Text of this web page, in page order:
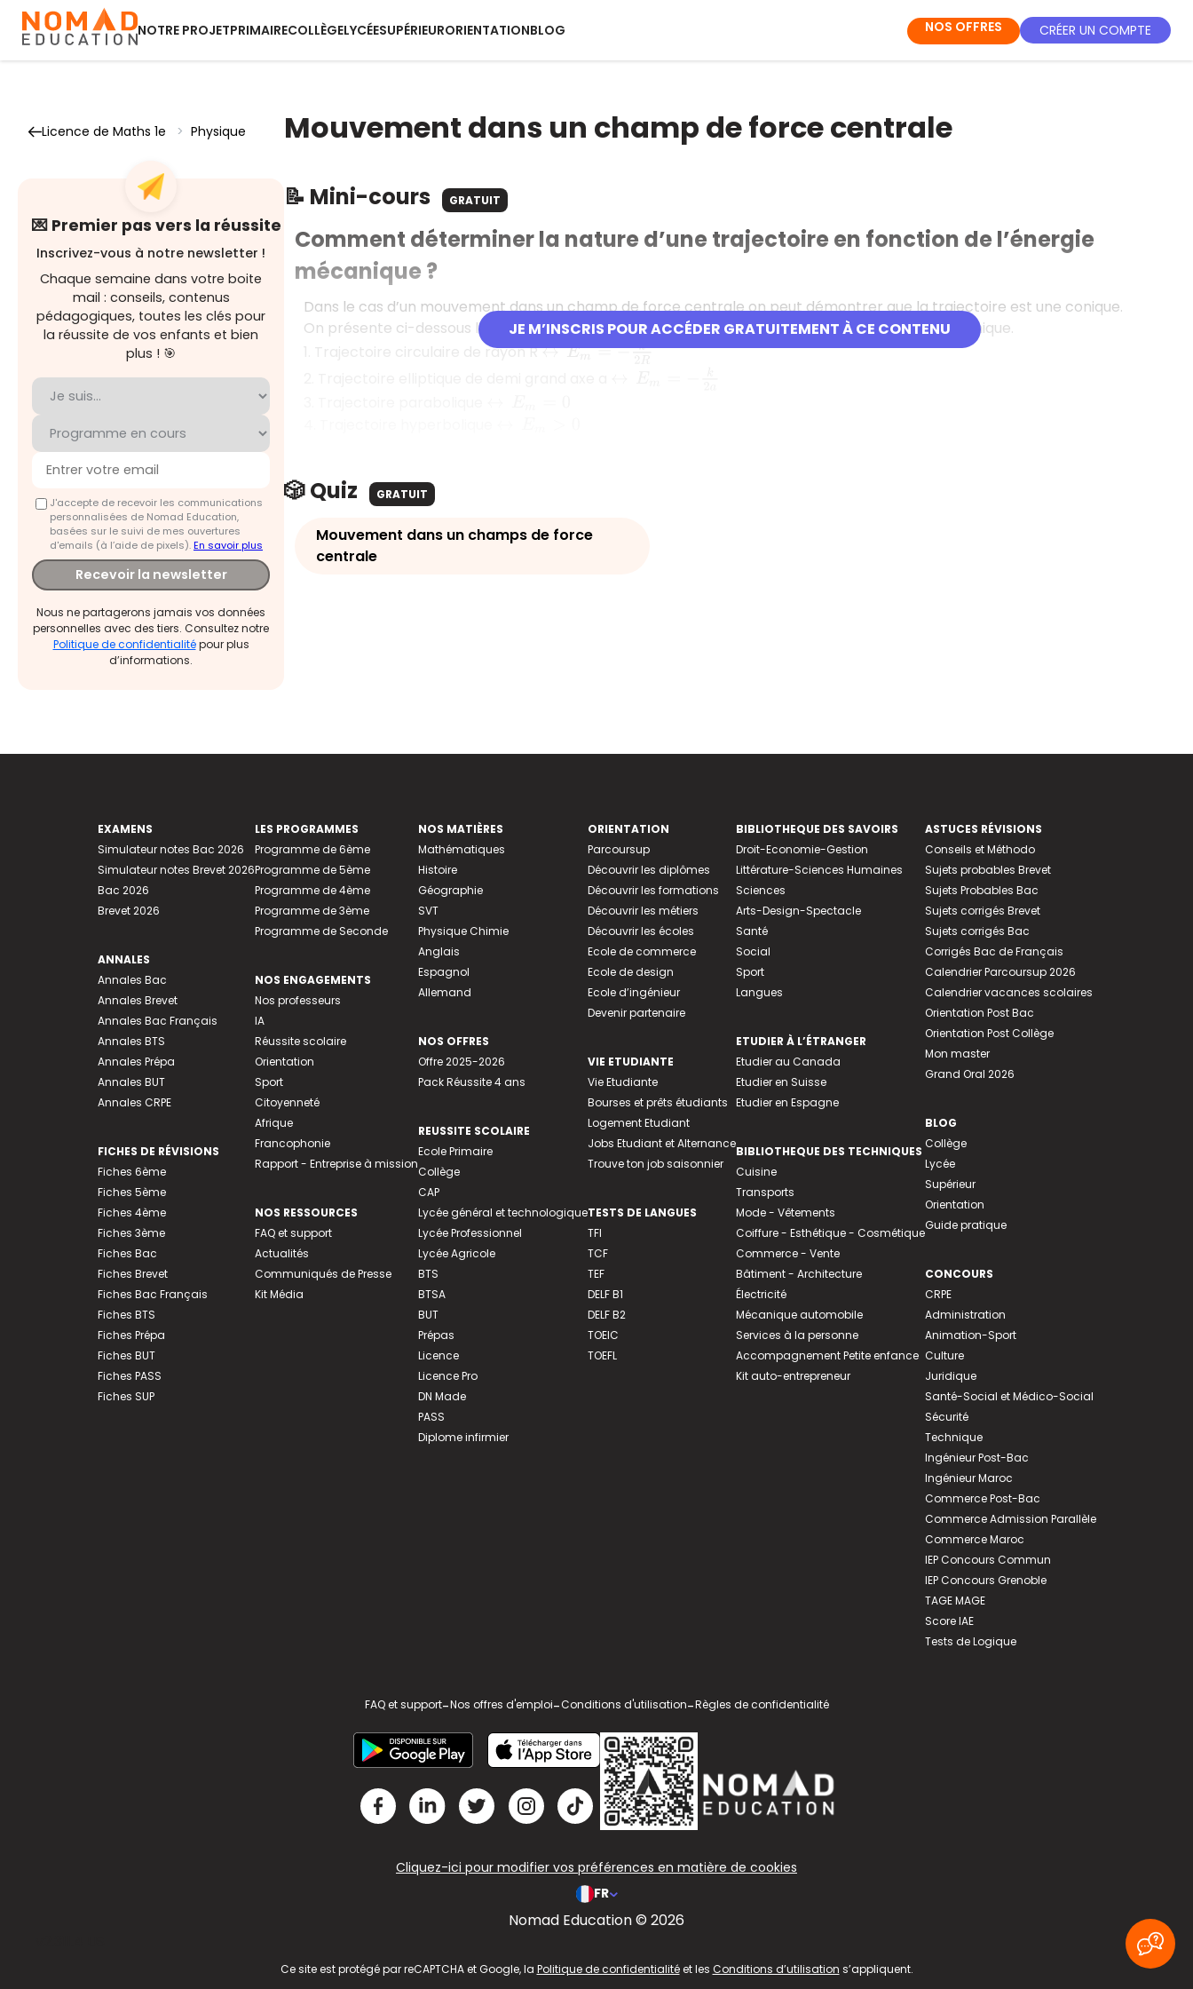
NOTRE PROJETPRIMAIRECOLLÈGELYCÉESUPÉRIEURORIENTATIONBLOG NOS OFFRES CRÉER UN COMPTE
Licence de Maths 1e > Physique
💌 Premier pas vers la réussite
Inscrivez-vous à notre newsletter !
Chaque semaine dans votre boite
mail : conseils, contenus
pédagogiques, toutes les clés pour
la réussite de vos enfants et bien
plus ! 🎯
J'accepte de recevoir les communications
personnalisées de Nomad Education,
basées sur le suivi de mes ouvertures
d'emails (à l’aide de pixels).En savoir plus
Recevoir la newsletter
Nous ne partagerons jamais vos données
personnelles avec des tiers. Consultez notre
Politique de confidentialitépour plus
d’informations.
Mouvement dans un champ de force centrale
📝 Mini-cours GRATUIT
JE M’INSCRIS POUR ACCÉDER GRATUITEMENT À CE CONTENU
Comment déterminer la nature d’une trajectoire en fonction de l’énergie
mécanique ?
Dans le cas d’un mouvement dans un champ de force centrale on peut démontrer que la trajectoire est une conique.
On présente ci-dessous la nature de la trajectoire en fonction de l’expression de l’énergie mécanique.
1. Trajectoire circulaire de rayon R↔ Em=−k2R
🎲 Quiz GRATUIT
Mouvement dans un champs de force
centrale
EXAMENS
Simulateur notes Bac 2026
Simulateur notes Brevet 2026
Bac 2026
Brevet 2026
ANNALES
Annales Bac
Annales Brevet
Annales Bac Français
Annales BTS
Annales Prépa
Annales BUT
Annales CRPE
FICHES DE RÉVISIONS
Fiches 6ème
Fiches 5ème
Fiches 4ème
Fiches 3ème
Fiches Bac
Fiches Brevet
Fiches Bac Français
Fiches BTS
Fiches Prépa
Fiches BUT
Fiches PASS
Fiches SUP
LES PROGRAMMES
Programme de 6ème
Programme de 5ème
Programme de 4ème
Programme de 3ème
Programme de Seconde
NOS ENGAGEMENTS
Nos professeurs
IA
Réussite scolaire
Orientation
Sport
Citoyenneté
Afrique
Francophonie
Rapport - Entreprise à mission
NOS RESSOURCES
FAQ et support
Actualités
Communiqués de Presse
Kit Média
NOS MATIÈRES
Mathématiques
Histoire
Géographie
SVT
Physique Chimie
Anglais
Espagnol
Allemand
NOS OFFRES
Offre 2025-2026
Pack Réussite 4 ans
REUSSITE SCOLAIRE
Ecole Primaire
Collège
CAP
Lycée général et technologique
Lycée Professionnel
Lycée Agricole
BTS
BTSA
BUT
Prépas
Licence
Licence Pro
DN Made
PASS
Diplome infirmier
ORIENTATION
Parcoursup
Découvrir les diplômes
Découvrir les formations
Découvrir les métiers
Découvrir les écoles
Ecole de commerce
Ecole de design
Ecole d’ingénieur
Devenir partenaire
VIE ETUDIANTE
Vie Etudiante
Bourses et prêts étudiants
Logement Etudiant
Jobs Etudiant et Alternance
Trouve ton job saisonnier
TESTS DE LANGUES
TFI
TCF
TEF
DELF B1
DELF B2
TOEIC
TOEFL
BIBLIOTHEQUE DES SAVOIRS
Droit-Economie-Gestion
Littérature-Sciences Humaines
Sciences
Arts-Design-Spectacle
Santé
Social
Sport
Langues
ETUDIER À L’ÉTRANGER
Etudier au Canada
Etudier en Suisse
Etudier en Espagne
BIBLIOTHEQUE DES TECHNIQUES
Cuisine
Transports
Mode - Vêtements
Coiffure - Esthétique - Cosmétique
Commerce - Vente
Bâtiment - Architecture
Électricité
Mécanique automobile
Services à la personne
Accompagnement Petite enfance
Kit auto-entrepreneur
ASTUCES RÉVISIONS
Conseils et Méthodo
Sujets probables Brevet
Sujets Probables Bac
Sujets corrigés Brevet
Sujets corrigés Bac
Corrigés Bac de Français
Calendrier Parcoursup 2026
Calendrier vacances scolaires
Orientation Post Bac
Orientation Post Collège
Mon master
Grand Oral 2026
BLOG
Collège
Lycée
Supérieur
Orientation
Guide pratique
CONCOURS
CRPE
Administration
Animation-Sport
Culture
Juridique
Santé-Social et Médico-Social
Sécurité
Technique
Ingénieur Post-Bac
Ingénieur Maroc
Commerce Post-Bac
Commerce Admission Parallèle
Commerce Maroc
IEP Concours Commun
IEP Concours Grenoble
TAGE MAGE
Score IAE
Tests de Logique
FAQ et support-Nos offres d'emploi-Conditions d'utilisation-Règles de confidentialité
Cliquez-ici pour modifier vos préférences en matière de cookies
FR
Nomad Education © 2026
Ce site est protégé par reCAPTCHA et Google, la Politique de confidentialitéet les Conditions d’utilisation s’appliquent.